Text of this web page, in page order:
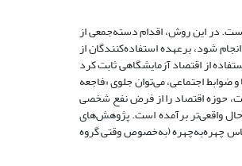
در این روش، اقدام دسته‌جمعی از
شود، برعهده استفاده‌کنندگان از
از اقتصاد آزمایشگاهی ثابت کرد
ضوابط اجتماعی، می‌توان جلوی «فاجعه
حوزه اقتصاد را از فرض نفع شخصی
واقعی‌تر برآمده است. پژوهش‌های
چهره‌به‌چهره (به‌خصوص وقتی گروه